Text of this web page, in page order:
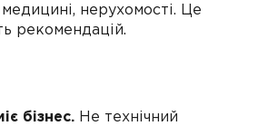
нерухомості. Це
рекомендацій.
бізнес. Не технічний